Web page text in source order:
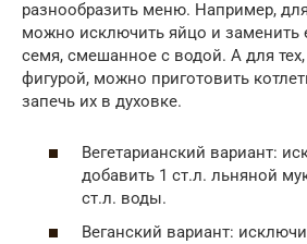
разнообразить меню. Например,
можно исключить яйцо и заменить
семя, смешанное с водой. А для тех,
фигурой, можно приготовить
запечь их в духовке.
Вегетарианский вариант:
добавить 1 ст.л. льняной
ст.л. воды.
Веганский вариант: